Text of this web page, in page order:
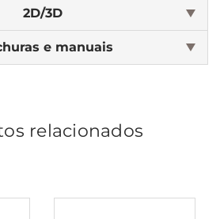
2D/3D
e manuais
relacionados